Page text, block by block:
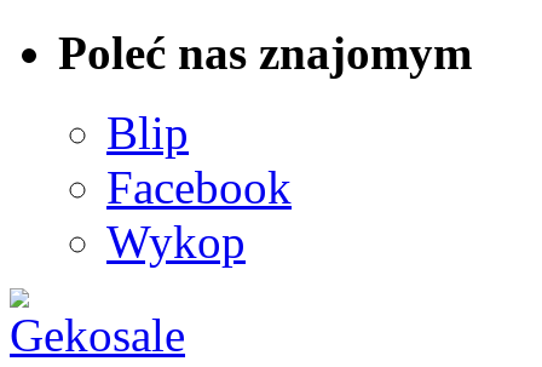
Poleć nas znajomym
Blip
Facebook
Wykop